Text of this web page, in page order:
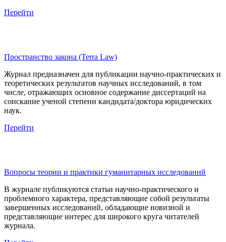
Перейти
Пространство закона (Terra Law)
Журнал предназначен для публикации научно-практических и
теоретических результатов научных исследований, в том
числе, отражающих основное содержание диссертаций на
соискание ученой степени кандидата/доктора юридических
наук.
Перейти
Вопросы теории и практики гуманитарных исследований
В журнале публикуются статьи научно-практического и
проблемного характера, представляющие собой результаты
завершенных исследований, обладающие новизной и
представляющие интерес для широкого круга читателей
журнала.